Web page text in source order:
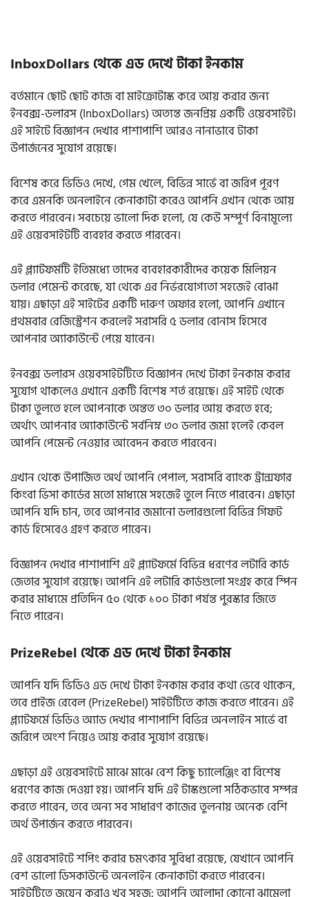
InboxDollars থেকে এড দেখে টাকা ইনকাম
বর্তমানে ছোট ছোট কাজ বা মাইক্রোটাস্ক করে আয় করার জন্য
ইনবক্স-ডলারস (InboxDollars) অত্যন্ত জনপ্রিয় একটি ওয়েবসাইট।
এই সাইটে বিজ্ঞাপন দেখার পাশাপাশি আরও নানাভাবে টাকা
উপার্জনের সুযোগ রয়েছে।
বিশেষ করে ভিডিও দেখে, গেম খেলে, বিভিন্ন সার্ভে বা জরিপ পূরণ
করে এমনকি অনলাইনে কেনাকাটা করেও আপনি এখান থেকে আয়
করতে পারবেন। সবচেয়ে ভালো দিক হলো, যে কেউ সম্পূর্ণ বিনামূল্যে
এই ওয়েবসাইটটি ব্যবহার করতে পারবেন।
এই প্ল্যাটফর্মটি ইতিমধ্যে তাদের ব্যবহারকারীদের কয়েক মিলিয়ন
ডলার পেমেন্ট করেছে, যা থেকে এর নির্ভরযোগ্যতা সহজেই বোঝা
যায়। এছাড়া এই সাইটের একটি দারুণ অফার হলো, আপনি এখানে
প্রথমবার রেজিস্ট্রেশন করলেই সরাসরি ৫ ডলার বোনাস হিসেবে
আপনার অ্যাকাউন্টে পেয়ে যাবেন।
ইনবক্স ডলারস ওয়েবসাইটটিতে বিজ্ঞাপন দেখে টাকা ইনকাম করার
সুযোগ থাকলেও এখানে একটি বিশেষ শর্ত রয়েছে। এই সাইট থেকে
টাকা তুলতে হলে আপনাকে অন্তত ৩০ ডলার আয় করতে হবে;
অর্থাৎ আপনার অ্যাকাউন্টে সর্বনিম্ন ৩০ ডলার জমা হলেই কেবল
আপনি পেমেন্ট নেওয়ার আবেদন করতে পারবেন।
এখান থেকে উপার্জিত অর্থ আপনি পেপাল, সরাসরি ব্যাংক ট্রান্সফার
কিংবা ভিসা কার্ডের মতো মাধ্যমে সহজেই তুলে নিতে পারবেন। এছাড়া
আপনি যদি চান, তবে আপনার জমানো ডলারগুলো বিভিন্ন গিফট
কার্ড হিসেবেও গ্রহণ করতে পারেন।
বিজ্ঞাপন দেখার পাশাপাশি এই প্ল্যাটফর্মে বিভিন্ন ধরণের লটারি কার্ড
জেতার সুযোগ রয়েছে। আপনি এই লটারি কার্ডগুলো সংগ্রহ করে স্পিন
করার মাধ্যমে প্রতিদিন ৫০ থেকে ১০০ টাকা পর্যন্ত পুরস্কার জিতে
নিতে পারেন।
PrizeRebel থেকে এড দেখে টাকা ইনকাম
আপনি যদি ভিডিও এড দেখে টাকা ইনকাম করার কথা ভেবে থাকেন,
তবে প্রাইজ রেবেল (PrizeRebel) সাইটটিতে কাজ করতে পারেন। এই
প্ল্যাটফর্মে ভিডিও অ্যাড দেখার পাশাপাশি বিভিন্ন অনলাইন সার্ভে বা
জরিপে অংশ নিয়েও আয় করার সুযোগ রয়েছে।
এছাড়া এই ওয়েবসাইটে মাঝে মাঝে বেশ কিছু চ্যালেঞ্জিং বা বিশেষ
ধরণের কাজ দেওয়া হয়। আপনি যদি এই টাস্কগুলো সঠিকভাবে সম্পন্ন
করতে পারেন, তবে অন্য সব সাধারণ কাজের তুলনায় অনেক বেশি
অর্থ উপার্জন করতে পারবেন।
এই ওয়েবসাইটে শপিং করার চমৎকার সুবিধা রয়েছে, যেখানে আপনি
বেশ ভালো ডিসকাউন্টে অনলাইন কেনাকাটা করতে পারবেন।